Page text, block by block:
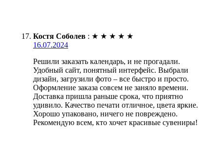
Костя Соболев : ★ ★ ★ ★ ★
16.07.2024
Решили заказать календарь, и не прогадали.
Удобный сайт, понятный интерфейс. Выбрали
дизайн, загрузили фото – все быстро и просто.
Оформление заказа совсем не заняло времени.
Доставка пришла раньше срока, что приятно
удивило. Качество печати отличное, цвета яркие.
Хорошо упаковано, ничего не повреждено.
Рекомендую всем, кто хочет красивые сувениры!